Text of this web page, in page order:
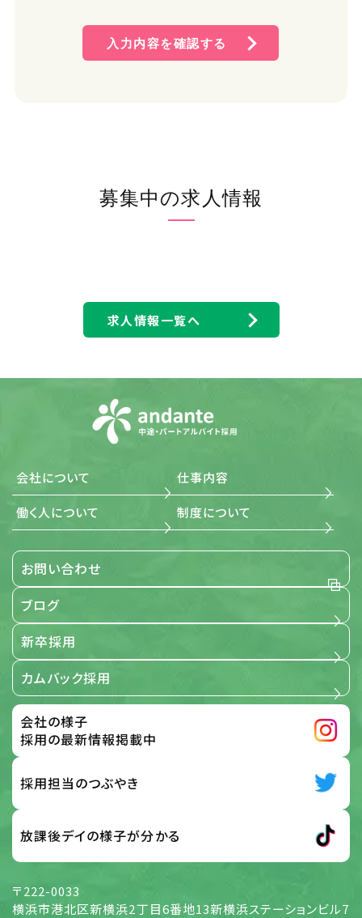
当社は、事業活動において、個人情報をお預かりしている
ことを考慮し、それぞれの業務実態に応じた個人情報保護
のための管理体制を確立すると共に、個人情報の収集、利
諸規則に則り、個人情報へのアクセス管理、個人情報の持
ち出し手段の制限、外部からの不正アクセスの防止等の対
策を実施し、個人情報の漏洩、滅失またはき損の防止に努
(4) 法令・規範の遵守 当社は、個人情報の取扱いに関する
法令、国が定める指針その他の規範を遵守します。また、当
社の個人情報管理規則を、これらの法令および指針その
他の規範に適合させます。
(5) 個人情報に関する本人の権利尊重 当社は、個人情報に
用もしくは提供の拒否を求められたとき、および苦情、相談
の申し出を受けたときは、個人情報に関する本人の権利を
尊重し、誠意をもって対応します。
3. 適用範囲
当社が事業で取扱う全ての個人情報に関する取扱いを定め
るものです。
【適用範囲】
4. 個人情報保護の取組み
当社は、「個人情報保護に関する当社の考え方」および「個人
情報保護方針」に基づき、個人情報を取り扱っている部門ご
とに管理責任者を設置し、個人情報について細心の注意と
最大限の努力をもって、保護、管理を行っております。 この取
扱い要旨において「個人情報」とは、次の各号に該当する情
報のうち、ご本人さまを識別することができる情報をいうも
他の方法で入力され、ご本人さまから当社に提供された情
報 前号の他、当社がご本人さまから提供を受けた情報 及
5. 個人情報の取扱い方針 (取得・利用目的、
第三者提供)
入力内容を確認する
募集中の求人情報
求人情報一覧へ
会社について 仕事内容
働く人について 制度について
お問い合わせ
ブログ
新卒採用
カムバック採用
会社の様子
採用の最新情報掲載中
採用担当のつぶやき
放課後デイの様子が分かる
〒222-0033
横浜市港北区新横浜2丁目6番地13新横浜ステーションビル7